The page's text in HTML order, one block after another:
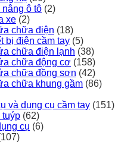
nâng ô tô (2)
xe (2)
chữa điện (18)
bị điện cầm tay (5)
chữa điện lạnh (38)
chữa động cơ (158)
chữa đồng sơn (42)
chữa khung gầm (86)
và dụng cụ cầm tay (151)
(62)
cụ (6)